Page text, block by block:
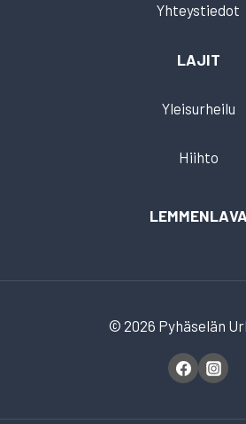
Yhteystiedot
LAJIT
Yleisurheilu
Hiihto
LEMMENLAVA
© 2026 Pyhäselän